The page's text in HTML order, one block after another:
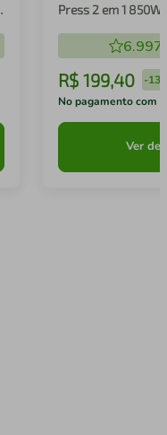
Press 2 em 1 850W
6.997
R$ 199,40 -
No pagamento com
Ver